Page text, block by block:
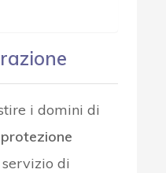
i domini di
di